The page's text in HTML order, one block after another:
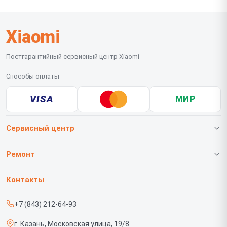
Xiaomi
Постгарантийный сервисный центр Xiaomi
Способы оплаты
VISA МИР
Сервисный центр
О нашем сервисе
Срочный ремонт
Ремонт
Телефонов
Контакты
+7 (843) 212-64-93
г. Казань, Московская улица, 19/8